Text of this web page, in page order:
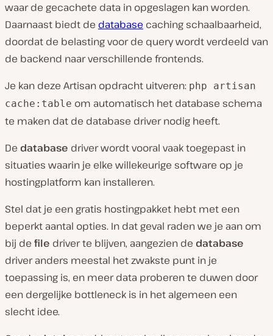
waar de gecachete data in opgeslagen kan worden.
Daarnaast biedt de database caching schaalbaarheid,
doordat de belasting voor de query wordt verdeeld van
de backend naar verschillende frontends.
Je kan deze Artisan opdracht uitveren: php artisan
cache:table om automatisch het database schema
te maken dat de database driver nodig heeft.
De database driver wordt vooral vaak toegepast in
situaties waarin je elke willekeurige software op je
hostingplatform kan installeren.
Stel dat je een gratis hostingpakket hebt met een
beperkt aantal opties. In dat geval raden we je aan om
bij de file driver te blijven, aangezien de database
driver anders meestal het zwakste punt in je
toepassing is, en meer data proberen te duwen door
een dergelijke bottleneck is in het algemeen een
slecht idee.